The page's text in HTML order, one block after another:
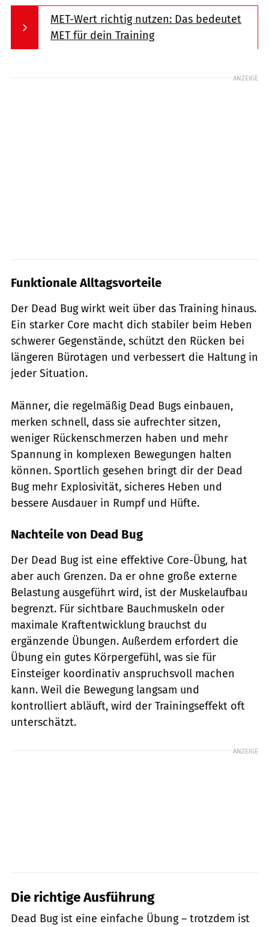
MET-Wert richtig nutzen: Das bedeutet
MET für dein Training
ANZEIGE
Funktionale Alltagsvorteile
Der Dead Bug wirkt weit über das Training hinaus.
Ein starker Core macht dich stabiler beim Heben
schwerer Gegenstände, schützt den Rücken bei
längeren Bürotagen und verbessert die Haltung in
jeder Situation.
Männer, die regelmäßig Dead Bugs einbauen,
merken schnell, dass sie aufrechter sitzen,
weniger Rückenschmerzen haben und mehr
Spannung in komplexen Bewegungen halten
können. Sportlich gesehen bringt dir der Dead
Bug mehr Explosivität, sicheres Heben und
bessere Ausdauer in Rumpf und Hüfte.
Nachteile von Dead Bug
Der Dead Bug ist eine effektive Core-Übung, hat
aber auch Grenzen. Da er ohne große externe
Belastung ausgeführt wird, ist der Muskelaufbau
begrenzt. Für sichtbare Bauchmuskeln oder
maximale Kraftentwicklung brauchst du
ergänzende Übungen. Außerdem erfordert die
Übung ein gutes Körpergefühl, was sie für
Einsteiger koordinativ anspruchsvoll machen
kann. Weil die Bewegung langsam und
kontrolliert abläuft, wird der Trainingseffekt oft
unterschätzt.
ANZEIGE
Die richtige Ausführung
Dead Bug ist eine einfache Übung – trotzdem ist